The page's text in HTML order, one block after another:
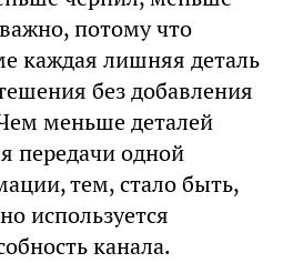
потому что
каждая лишняя деталь
без добавления
меньше деталей
передачи одной
тем, стало быть,
используется
канала.